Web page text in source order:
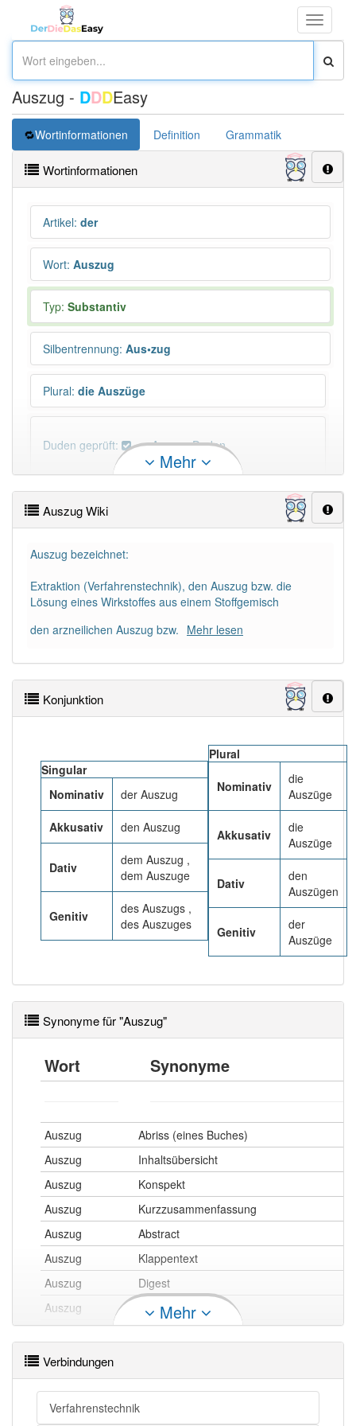
Toggle
Auszug - DDDEasy
Wortinformationen Definition Grammatik
Wortinformationen
Artikel: der
Wort: Auszug
Typ: Substantiv
Silbentrennung: Aus•zug
Plural: die Auszüge
Duden geprüft: Auszug Duden
PowerIndex:784
81% unserer Spielapp-Nutzer haben den Artikel
Mehr
Auszug Wiki
Auszug bezeichnet:
Extraktion (Verfahrenstechnik), den Auszug bzw. die
Lösung eines Wirkstoffes aus einem Stoffgemisch
den arzneilichen Auszug bzw. Mehr lesen
Konjunktion
Singular
Nominativ
der Auszug
Akkusativ den Auszug
Dativ
dem Auszug ,
dem Auszuge
Genitiv
des Auszugs ,
des Auszuges
Plural
Nominativ
die
Auszüge
Akkusativ
die
Auszüge
Dativ
den
Auszügen
Genitiv
der
Auszüge
Synonyme für "Auszug"
Wort Synonyme
Auszug
Abriss (eines Buches)
Auszug
Inhaltsübersicht
Auszug
Konspekt
Auszug
Kurzzusammenfassung
Auszug
Abstract
Auszug
Klappentext
Auszug
Digest
Auszug
Epitome
Auszug
Auszug
Zusammenfassung
Auszug
Breviarium
Mehr
Verbindungen
Verfahrenstechnik